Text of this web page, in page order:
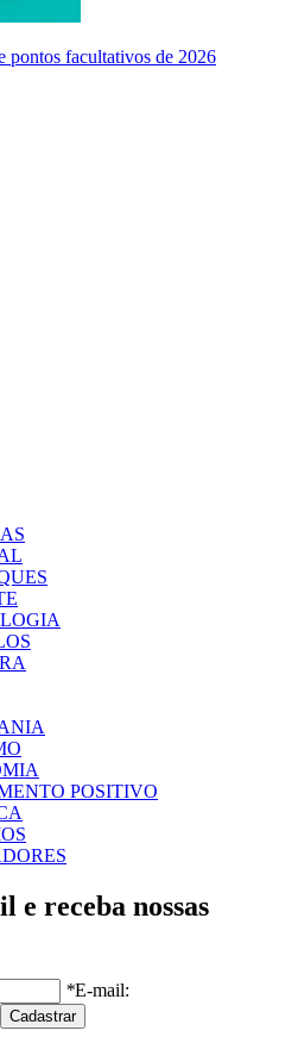
pontos facultativos de 2026
POSITIVO
e receba nossas
*E-mail: